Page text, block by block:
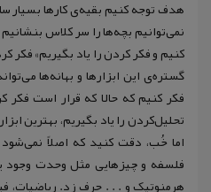
هدف توجه کنیم بقیه‌ی کارها بسیار
نمی‌توانیم بچه‌ها را سر کلاس
کنیم و فکر کردن را یاد بگیریم‌‌‌‌» فکر
گستره‌ی این ابزارها و بهانه‌‌ها
فکر کنیم که حالا که قرار است فکر
تحلیل‌کردن را یاد بگیریم‌‌، بهترین
اما خُب‌‌، دقت کنید که اصلاً
فلسفه و چیزهایی مثل وحدت وجود
هرمنوتیک و . . . حرف زد. ریاضیات،